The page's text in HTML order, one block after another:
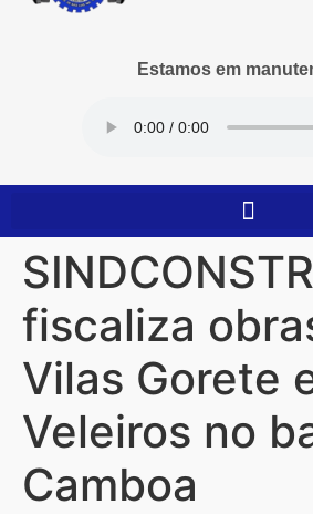
Estamos em
fiscaliza
Vilas Gorete
Veleiros no
Camboa